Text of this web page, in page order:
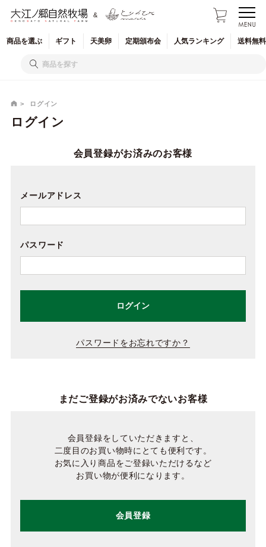
&
商品を選ぶ ギフト 天美卵 定期頒布会 人気ランキング 送料無
ログイン
ログイン
会員登録がお済みのお客様
メールアドレス
パスワード
ログイン
パスワードをお忘れですか？
まだご登録がお済みでないお客様
会員登録をしていただきますと、
二度目のお買い物時にとても便利です。
お気に入り商品をご登録いただけるなど
お買い物が便利になります。
会員登録